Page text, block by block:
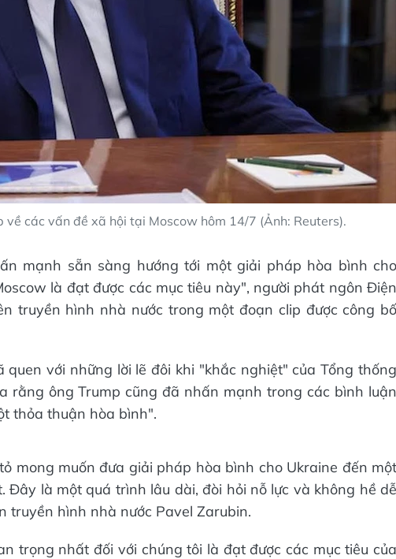
về các vấn đề xã hội tại Moscow hôm 14/7 (Ảnh: Reuters).
mạnh sẵn sàng hướng tới một giải pháp hòa bình cho
là đạt được các mục tiêu này", người phát ngôn Điện
truyền hình nhà nước trong một đoạn clip được công bố
quen với những lời lẽ đôi khi "khắc nghiệt" của Tổng thống
rằng ông Trump cũng đã nhấn mạnh trong các bình luận
thỏa thuận hòa bình".
mong muốn đưa giải pháp hòa bình cho Ukraine đến một
Đây là một quá trình lâu dài, đòi hỏi nỗ lực và không hề dễ
truyền hình nhà nước Pavel Zarubin.
trọng nhất đối với chúng tôi là đạt được các mục tiêu của